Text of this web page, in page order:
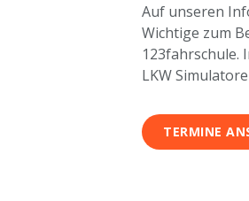
Auf unseren
Wichtige zum
123fahrschule.
LKW
TERMINE